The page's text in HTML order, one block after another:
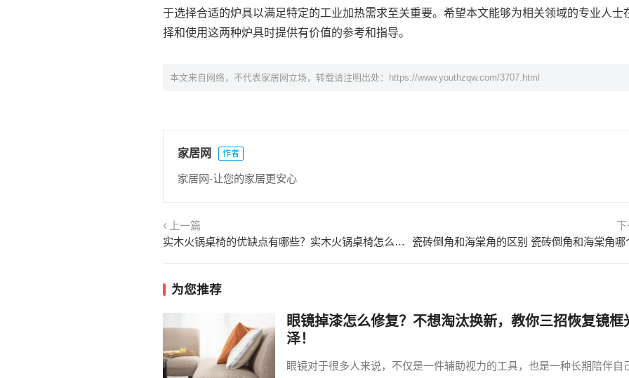
于选择合适的炉具以满足特定的工业加热需求至关重要。希望本文能够为相关领域的专业人士
择和使用这两种炉具时提供有价值的参考和指导。
本文来自网络，不代表家居网立场，转载请注明出处： https://www.youthzqw.com/3707.html
家居网 作者
家居网-让您的家居更安心
上一篇
实木火锅桌椅的优缺点有哪些？实木火锅桌椅怎么选购？
为您推荐
眼镜掉漆怎么修复？不想淘汰换新，教你三招恢复镜框
泽！
眼镜对于很多人来说，不仅是一件辅助视力的工具，也是一种长期陪伴自